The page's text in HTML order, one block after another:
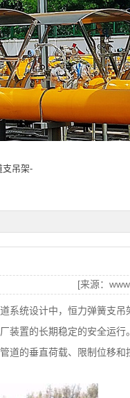
支吊架-
[来源：
系统设计中，恒力弹簧支
装置的长期稳定的安全运
道的垂直荷载、限制位移